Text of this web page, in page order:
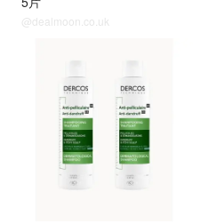
@dealmoon.co.uk